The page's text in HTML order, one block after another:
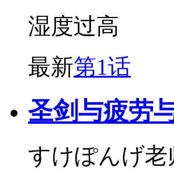
湿度过高
最新第1话
圣剑与疲劳
すけぽんげ老